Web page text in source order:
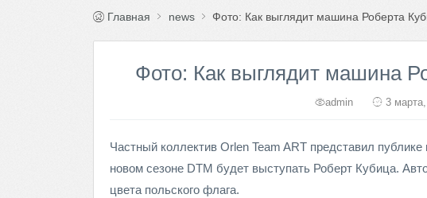
Главная news Фото: Как выглядит машина Роберта
Фото: Как выглядит машина
admin 3
Частный коллектив Orlen Team ART представил
новом сезоне DTM будет выступать Роберт Кубица.
цвета польского флага.